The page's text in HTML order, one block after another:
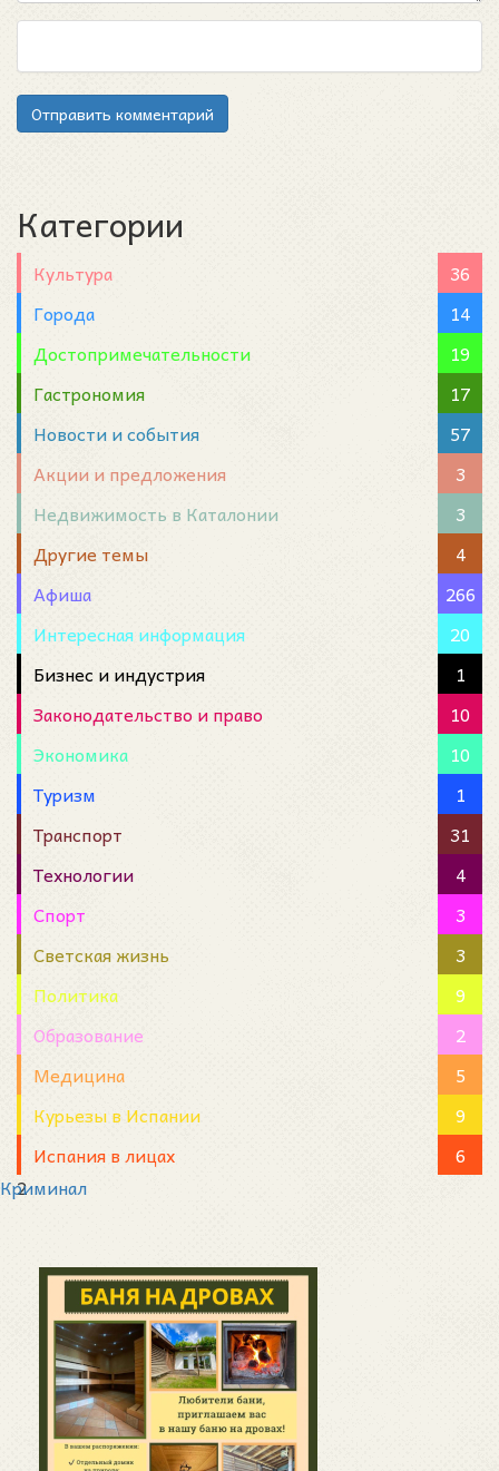
Отправить комментарий
Категории
Культура
36
Города
14
Достопримечательности
19
Гастрономия
17
Новости и события
57
Акции и предложения
3
Недвижимость в Каталонии
3
Другие темы
4
Афиша
266
Интересная информация
20
Бизнес и индустрия
1
Законодательство и право
10
Экономика
10
Туризм
1
Транспорт
31
Технологии
4
Спорт
3
Светская жизнь
3
Политика
9
Образование
2
Медицина
5
Курьезы в Испании
9
Испания в лицах
6
Криминал
2